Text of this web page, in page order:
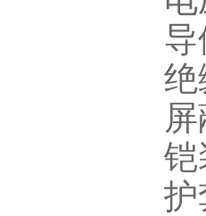
绝
铠
护